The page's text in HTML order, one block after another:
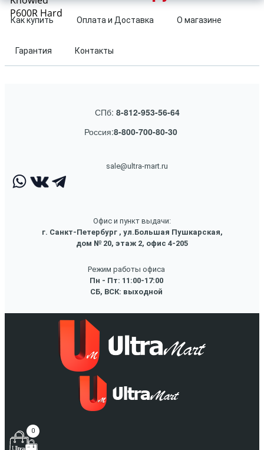
Как купить Оплата и Доставка О магазине
Гарантия Контакты
СПб: 8-812-953-56-64
Россия:8-800-700-80-30
sale@ultra-mart.ru
Офис и пункт выдачи:
г. Санкт-Петербург , ул.Большая Пушкарская,
дом № 20, этаж 2, офис 4-205
Режим работы офиса
Пн - Пт: 11:00-17:00
СБ, ВСК: выходной
0
P600R Hard